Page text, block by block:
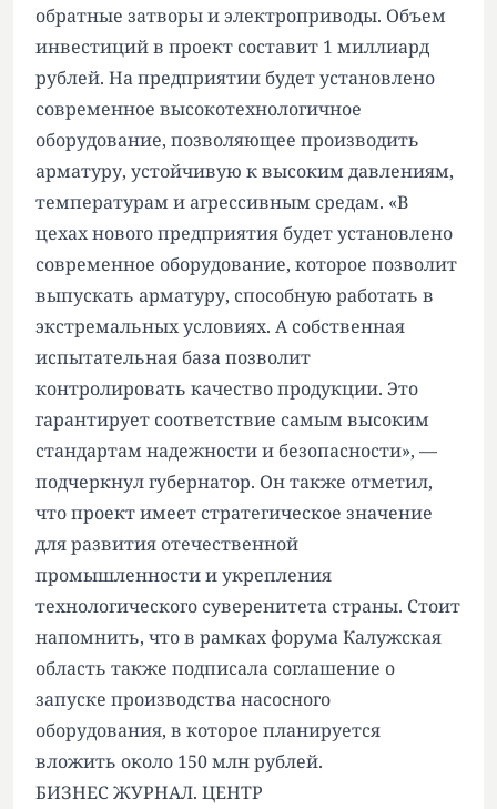
обратные затворы и электроприводы. Объем
инвестиций в проект составит 1 миллиард
рублей. На предприятии будет установлено
современное высокотехнологичное
оборудование, позволяющее производить
арматуру, устойчивую к высоким давлениям,
температурам и агрессивным средам. «В
цехах нового предприятия будет установлено
современное оборудование, которое позволит
выпускать арматуру, способную работать в
экстремальных условиях. А собственная
испытательная база позволит
контролировать качество продукции. Это
гарантирует соответствие самым высоким
стандартам надежности и безопасности», —
подчеркнул губернатор. Он также отметил,
что проект имеет стратегическое значение
для развития отечественной
промышленности и укрепления
технологического суверенитета страны. Стоит
напомнить, что в рамках форума Калужская
область также подписала соглашение о
запуске производства насосного
оборудования, в которое планируется
вложить около 150 млн рублей.
БИЗНЕС ЖУРНАЛ. ЦЕНТР